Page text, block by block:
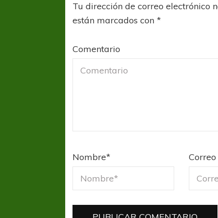
Tu dirección de correo electrónico
están marcados con*
Comentario
Nombre*